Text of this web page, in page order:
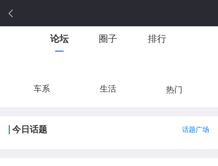
论坛 圈子 排行
车系 生活 热门
今日话题 话题广场